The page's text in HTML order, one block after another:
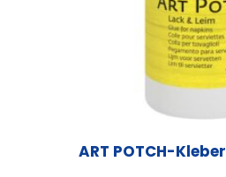
ART POTCH-Kleber